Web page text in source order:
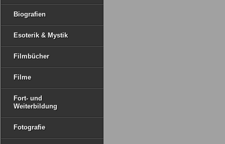
Biografien
Esoterik & Mystik
Filmbücher
Filme
Fort- und
Weiterbildung
Fotografie